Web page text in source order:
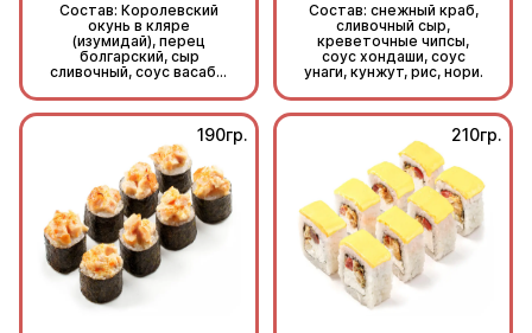
Состав: Королевский
окунь в кляре
(изумидай), перец
болгарский, сыр
сливочный, соус васаби,
Состав: снежный краб,
сливочный сыр,
креветочные чипсы,
соус хондаши, соус
унаги, кунжут, рис, нори.
190гр. 210гр.